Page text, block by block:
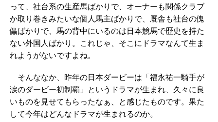
って、社台系の生産馬ばかりで、オーナーも関係クラブ
か取り巻きみたいな個人馬主ばかりで、厩舎も社台の傀
儡ばかりで、馬の背中にいるのは日本競馬で歴史を持た
ない外国人ばかり。これじゃ、そこにドラマなんて生ま
れようがないですよね。
そんななか、昨年の日本ダービーは「福永祐一騎手が
涙のダービー初制覇」というドラマが生まれ、久々に良
いものを見せてもらったなぁ、と感じたものです。果た
して今年はどんなドラマが生まれるのか。